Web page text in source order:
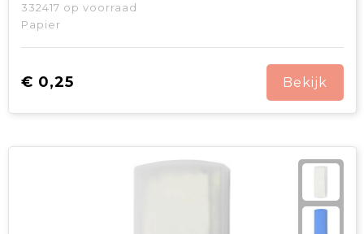
332417 op voorraad
Papier
€ 0,25 Bekijk